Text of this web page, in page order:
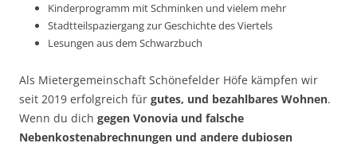
Kinderprogramm mit Schminken und vielem mehr
Stadtteilspaziergang zur Geschichte des Viertels
Lesungen aus dem Schwarzbuch
Als Mietergemeinschaft Schönefelder Höfe kämpfen wir
seit 2019 erfolgreich für gutes, und bezahlbares Wohnen.
Wenn du dich gegen Vonovia und falsche
Nebenkostenabrechnungen und andere dubiosen